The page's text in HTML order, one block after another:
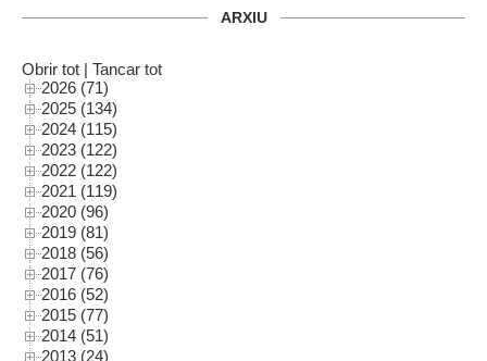
ARXIU
Obrir tot | Tancar tot
2026 (71)
2025 (134)
2024 (115)
2023 (122)
2022 (122)
2021 (119)
2020 (96)
2019 (81)
2018 (56)
2017 (76)
2016 (52)
2015 (77)
2014 (51)
2013 (24)